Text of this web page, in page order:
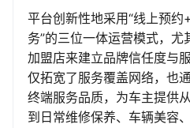
平台创新性地采用“线上预
务”的三位一体运营模式，
加盟店来建立品牌信任度与
仅拓宽了服务覆盖网络，也
终端服务品质，为车主提供
到日常维修保养、车辆美容